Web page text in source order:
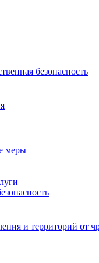
безопасность
меры
и территорий от